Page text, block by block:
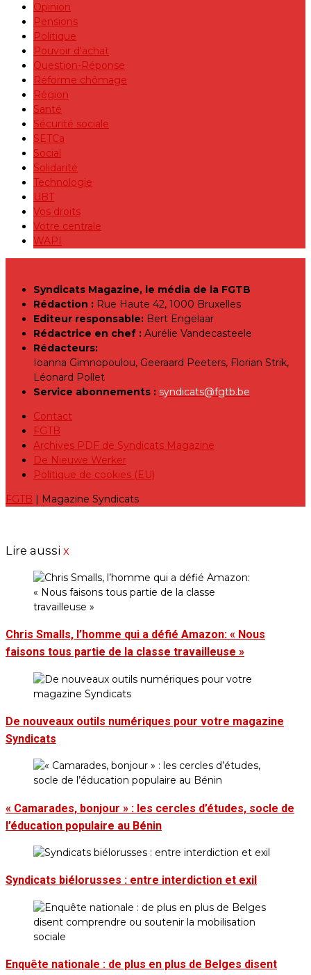
Opinion
Pensions
Politique
Pouvoir d'achat
Question-Réponse
Réforme chômage
Région
Santé
Sécurité sociale
SETCa
Social
Solidarité
Technologie
UBT
Vos droits
Votre centrale
WAPI
Syndicats Magazine, le média de la FGTB
Rédaction : Rue Haute 42, 1000 Bruxelles
Editeur responsable: Bert Engelaar
Rédactrice en chef : Aurélie Vandecasteele
Rédacteurs:
Ioanna Gimnopoulou, Geeraard Peeters, Florian Strik,
Léonard Pollet
Service abonnements : syndicats@fgtb.be
Contact
FGTB
Archives PDF de Syndicats Magazine
De Nieuwe Werker
Politique de cookies (EU)
FGTB | Magazine Syndicats
Lire aussi x
Chris Smalls, l’homme qui a défié Amazon: « Nous
faisons tous partie de la classe travailleuse »
De nouveaux outils numériques pour votre magazine
Syndicats
« Camarades, bonjour » : les cercles d’études, socle de
l’éducation populaire au Bénin
Syndicats biélorusses : entre interdiction et exil
Enquête nationale : de plus en plus de Belges disent